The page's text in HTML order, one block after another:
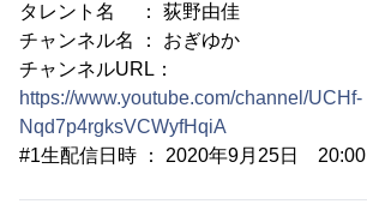
タレント名 ： 荻野由佳
チャンネル名 ： おぎゆか
チャンネルURL：
https://www.youtube.com/channel/UCHf-
Nqd7p4rgksVCWyfHqiA
#1生配信日時 ： 2020年9月25日 20:00